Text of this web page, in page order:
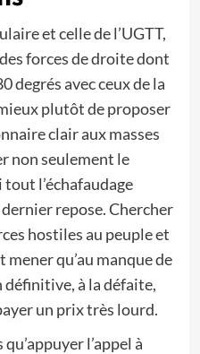
et celle de l’UGTT,
forces de droite dont
degrés avec ceux de la
plutôt de proposer
clair aux masses
non seulement le
l’échafaudage
repose. Chercher
hostiles au peuple et
qu’au manque de
définitive, à la défaite,
un prix très lourd.
l’appel à